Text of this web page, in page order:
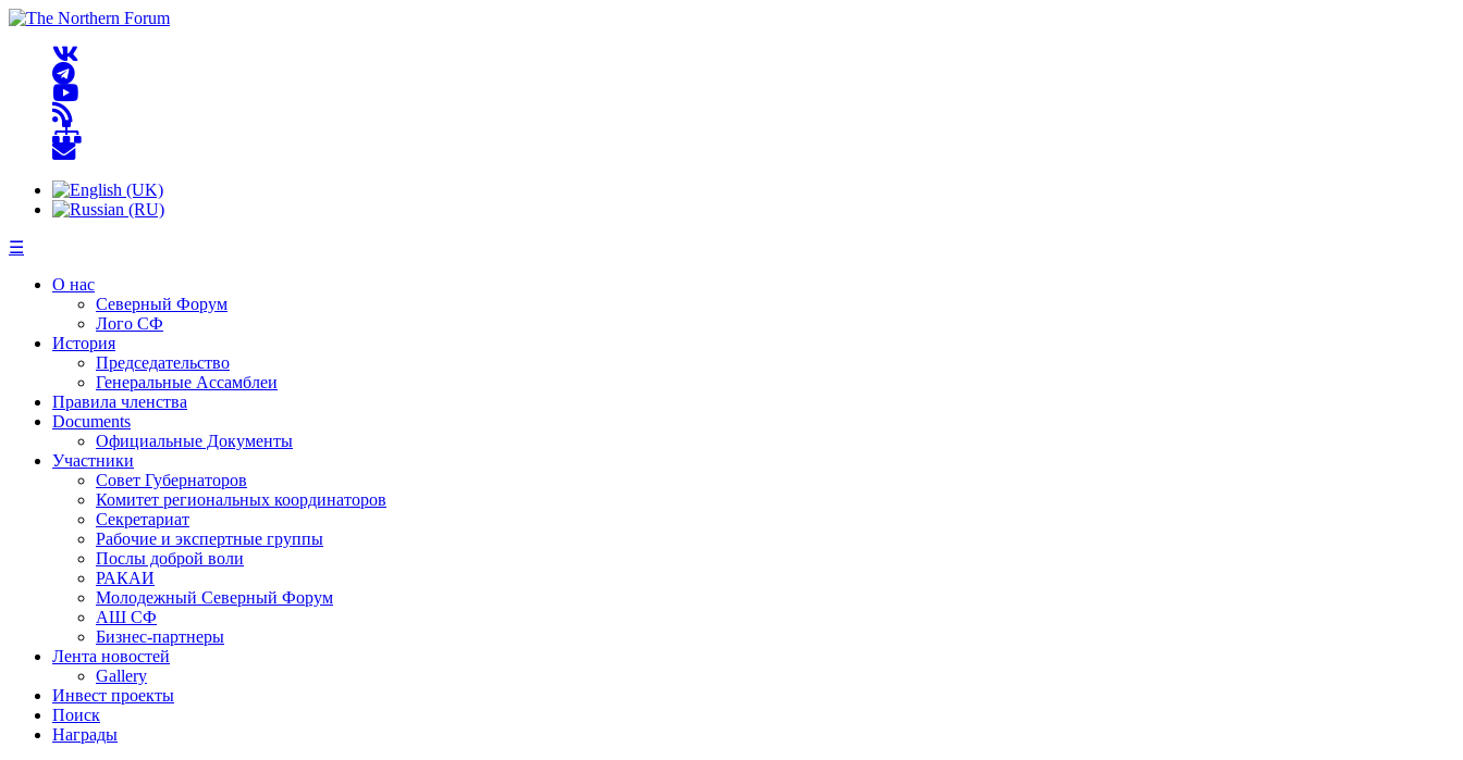
☰
О нас
Северный Форум
Лого СФ
История
Председательство
Генеральные Ассамблеи
Правила членства
Documents
Официальные Документы
Участники
Совет Губернаторов
Комитет региональных координаторов
Секретариат
Рабочие и экспертные группы
Послы доброй воли
РАКАИ
Молодежный Северный Форум
АШ СФ
Бизнес-партнеры
Лента новостей
Gallery
Инвест проекты
Поиск
Награды